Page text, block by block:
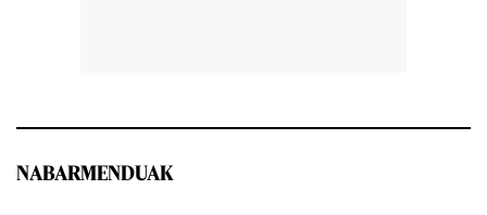
NABARMENDUAK